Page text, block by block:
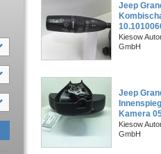
Jeep
Kiesow
GmbH
Jeep
Kamera
Kiesow
GmbH